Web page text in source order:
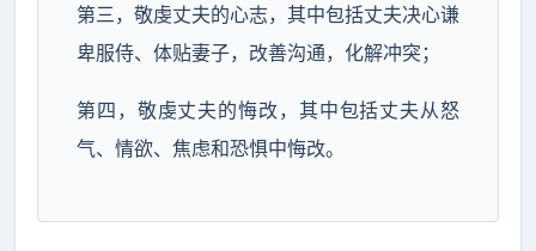
第三，敬虔丈夫的心志，其中包括丈夫决心谦
卑服侍、体贴妻子，改善沟通，化解冲突；
第四，敬虔丈夫的悔改，其中包括丈夫从怒
气、情欲、焦虑和恐惧中悔改。